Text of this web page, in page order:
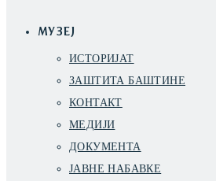
МУЗЕЈ
ИСТОРИЈАТ
ЗАШТИТА БАШТИНЕ
КОНТАКТ
МЕДИЈИ
ДОКУМЕНТА
ЈАВНЕ НАБАВКЕ